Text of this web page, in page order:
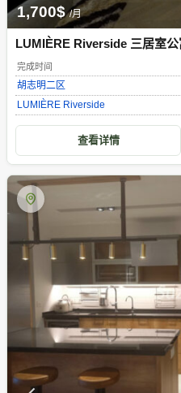
LUMIÈRE Riverside 三居室
设计师打造的室内装潢。
完成时间
胡志明二区
LUMIÈRE Riverside
1,700$ /月
查看详情